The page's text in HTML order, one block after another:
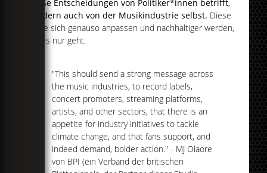
große Entscheidungen von Politiker*innen betrifft,
sondern auch von der Musikindustrie selbst. Diese
sollte sich genauso anpassen und nachhaltiger werden,
wo es nur geht.
"This should send a strong message across
the music industries, to record labels,
concert promoters, streaming platforms,
artists, and other sectors, that there is an
appetite for industry initiatives to tackle
climate change, and that fans support, and
indeed demand, bolder action." - MJ Olaore
von BPI (ein Verband der britischen